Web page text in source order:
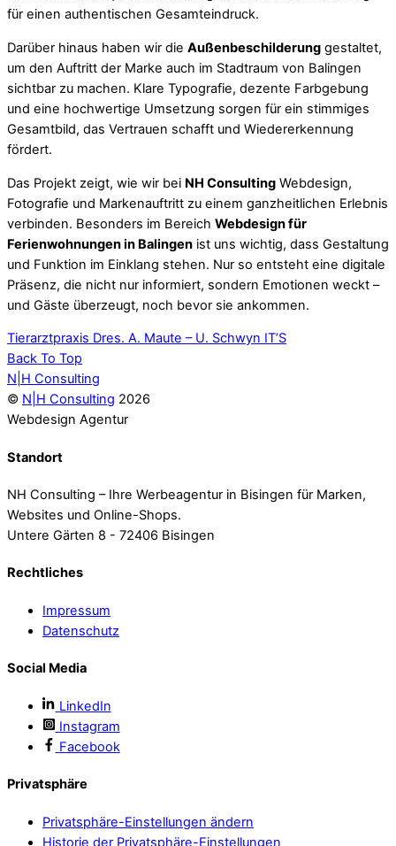
für einen authentischen Gesamteindruck.
Darüber hinaus haben wir die Außenbeschilderung gestaltet,
um den Auftritt der Marke auch im Stadtraum von Balingen
sichtbar zu machen. Klare Typografie, dezente Farbgebung
und eine hochwertige Umsetzung sorgen für ein stimmiges
Gesamtbild, das Vertrauen schafft und Wiedererkennung
fördert.
Das Projekt zeigt, wie wir bei NH Consulting Webdesign,
Fotografie und Markenauftritt zu einem ganzheitlichen Erlebnis
verbinden. Besonders im Bereich Webdesign für
Ferienwohnungen in Balingen ist uns wichtig, dass Gestaltung
und Funktion im Einklang stehen. Nur so entsteht eine digitale
Präsenz, die nicht nur informiert, sondern Emotionen weckt –
und Gäste überzeugt, noch bevor sie ankommen.
Tierarztpraxis Dres. A. Maute – U. Schwyn IT’S
Back To Top
N|H Consulting
© N|H Consulting 2026
Webdesign Agentur
Standort
NH Consulting – Ihre Werbeagentur in Bisingen für Marken,
Websites und Online-Shops.
Untere Gärten 8 - 72406 Bisingen
Rechtliches
Impressum
Datenschutz
Social Media
LinkedIn
Instagram
Facebook
Privatsphäre
Privatsphäre-Einstellungen ändern
Historie der Privatsphäre-Einstellungen